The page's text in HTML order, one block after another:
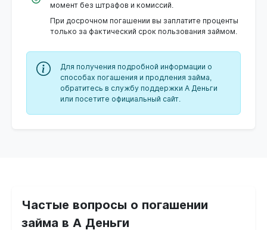
момент без штрафов и комиссий.
При досрочном погашении вы заплатите проценты
только за фактический срок пользования займом.
Для получения подробной информации о
способах погашения и продления займа,
обратитесь в службу поддержки А Деньги
или посетите официальный сайт.
Частые вопросы о погашении
займа в А Деньги